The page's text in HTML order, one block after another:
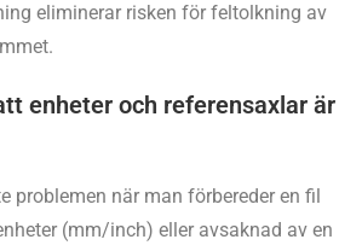
eliminerar risken för feltolkning av
enheter och referensaxlar är
problemen när man förbereder en fil
(mm/inch) eller avsaknad av en